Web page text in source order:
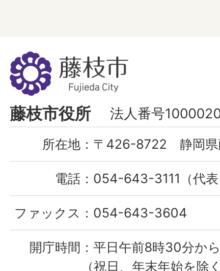
藤
枝
市
Fujieda
City
藤枝市役所 法人番号
所在地： 〒426-8722 静岡県
電話： 054-643-3111（代
ファックス： 054-643-3604
開庁時間： 平日午前8時30分か
（祝日、年末年始を除